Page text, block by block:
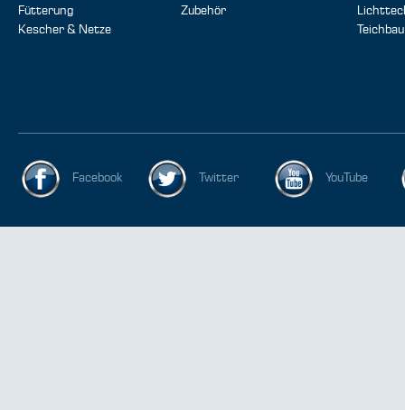
Fütterung
Kescher & Netze
Zubehör
Teichbau
Facebook Twitter YouTube